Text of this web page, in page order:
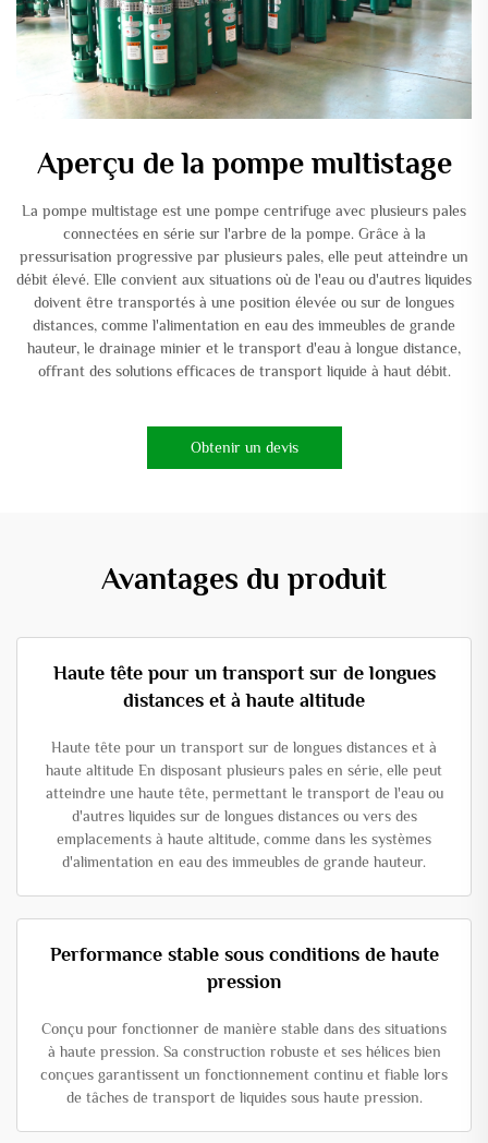
Aperçu de la pompe multistage
La pompe multistage est une pompe centrifuge avec plusieurs pales
connectées en série sur l'arbre de la pompe. Grâce à la
pressurisation progressive par plusieurs pales, elle peut atteindre un
débit élevé. Elle convient aux situations où de l'eau ou d'autres liquides
doivent être transportés à une position élevée ou sur de longues
distances, comme l'alimentation en eau des immeubles de grande
hauteur, le drainage minier et le transport d'eau à longue distance,
offrant des solutions efficaces de transport liquide à haut débit.
Obtenir un devis
Avantages du produit
Haute tête pour un transport sur de longues
distances et à haute altitude
Haute tête pour un transport sur de longues distances et à
haute altitude En disposant plusieurs pales en série, elle peut
atteindre une haute tête, permettant le transport de l'eau ou
d'autres liquides sur de longues distances ou vers des
emplacements à haute altitude, comme dans les systèmes
d'alimentation en eau des immeubles de grande hauteur.
Performance stable sous conditions de haute
pression
Conçu pour fonctionner de manière stable dans des situations
à haute pression. Sa construction robuste et ses hélices bien
conçues garantissent un fonctionnement continu et fiable lors
de tâches de transport de liquides sous haute pression.